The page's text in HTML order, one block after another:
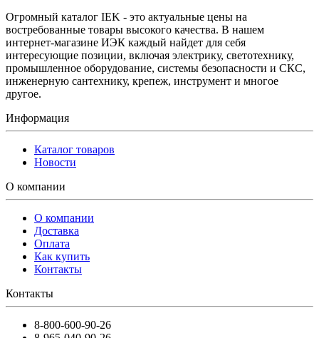
Огромный каталог IEK - это актуальные цены на
востребованные товары высокого качества. В нашем
интернет-магазине ИЭК каждый найдет для себя
интересующие позиции, включая электрику, светотехнику,
промышленное оборудование, системы безопасности и СКС,
инженерную сантехнику, крепеж, инструмент и многое
другое.
Информация
Каталог товаров
Новости
О компании
О компании
Доставка
Оплата
Как купить
Контакты
Контакты
8-800-600-90-26